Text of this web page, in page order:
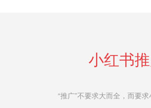
小红书
“推广”不要求大而全，而要